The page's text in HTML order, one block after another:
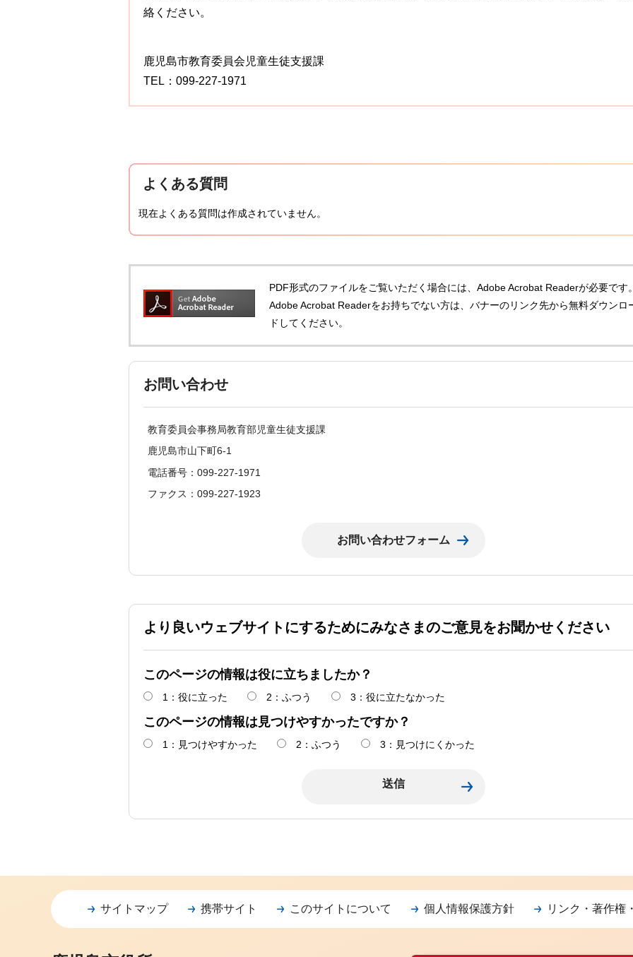
絡ください。
鹿児島市教育委員会児童生徒支援課
TEL：099-227-1971
よくある質問
現在よくある質問は作成されていません。
PDF形式のファイルをご覧いただく場合には、Adobe Acrobat Readerが必要です
Adobe Acrobat Readerをお持ちでない方は、バナーのリンク先から無料ダウンロ
ドしてください。
お問い合わせ
教育委員会事務局教育部児童生徒支援課
鹿児島市山下町6-1
電話番号：099-227-1971
ファクス：099-227-1923
より良いウェブサイトにするためにみなさまのご意見をお聞かせください
このページの情報は役に立ちましたか？
1：役に立った 2：ふつう 3：役に立たなかった
このページの情報は見つけやすかったですか？
1：見つけやすかった 2：ふつう 3：見つけにくかった
サイトマップ 携帯サイト このサイトについて 個人情報保護方針 リンク・著作権